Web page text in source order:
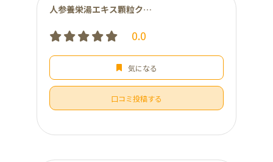
人参養栄湯エキス顆粒クラシエ
0.0
気になる
口コミ投稿する